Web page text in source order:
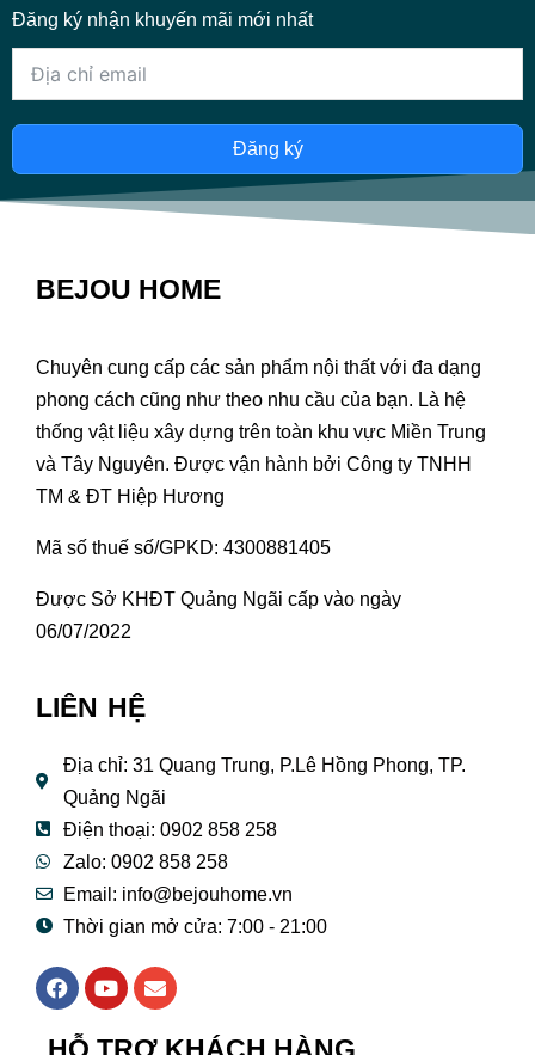
Đăng ký nhận khuyến mãi mới nhất
Đăng ký
BEJOU HOME
Chuyên cung cấp các sản phẩm nội thất với đa dạng
phong cách cũng như theo nhu cầu của bạn. Là hệ
thống vật liệu xây dựng trên toàn khu vực Miền Trung
và Tây Nguyên. Được vận hành bởi Công ty TNHH
TM & ĐT Hiệp Hương
Mã số thuế số/GPKD: 4300881405
Được Sở KHĐT Quảng Ngãi cấp vào ngày
06/07/2022
LIÊN HỆ
Địa chỉ: 31 Quang Trung, P.Lê Hồng Phong, TP.
Quảng Ngãi
Điện thoại: 0902 858 258
Zalo: 0902 858 258
Email: info@bejouhome.vn
Thời gian mở cửa: 7:00 - 21:00
F
a
e
Y
o
t
E
n
e